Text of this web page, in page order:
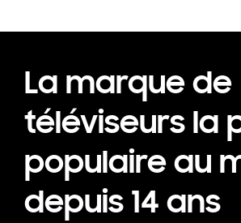
La marque de
téléviseurs la
populaire au
depuis 14 ans